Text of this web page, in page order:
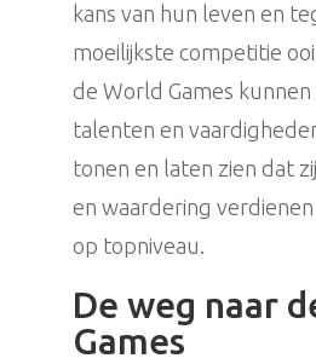
kans van hun leven en
moeilijkste competitie
de World Games
talenten en
tonen en laten zien dat
en waardering
op topniveau.
De weg naar
Games